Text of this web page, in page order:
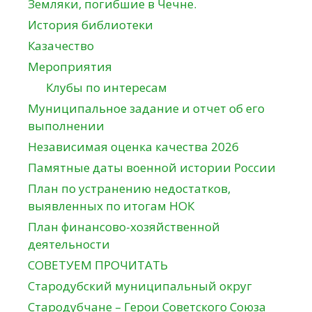
Земляки, погибшие в Чечне.
История библиотеки
Казачество
Мероприятия
Клубы по интересам
Муниципальное задание и отчет об его
выполнении
Независимая оценка качества 2026
Памятные даты военной истории России
План по устранению недостатков,
выявленных по итогам НОК
План финансово-хозяйственной
деятельности
СОВЕТУЕМ ПРОЧИТАТЬ
Стародубский муниципальный округ
Стародубчане – Герои Советского Союза